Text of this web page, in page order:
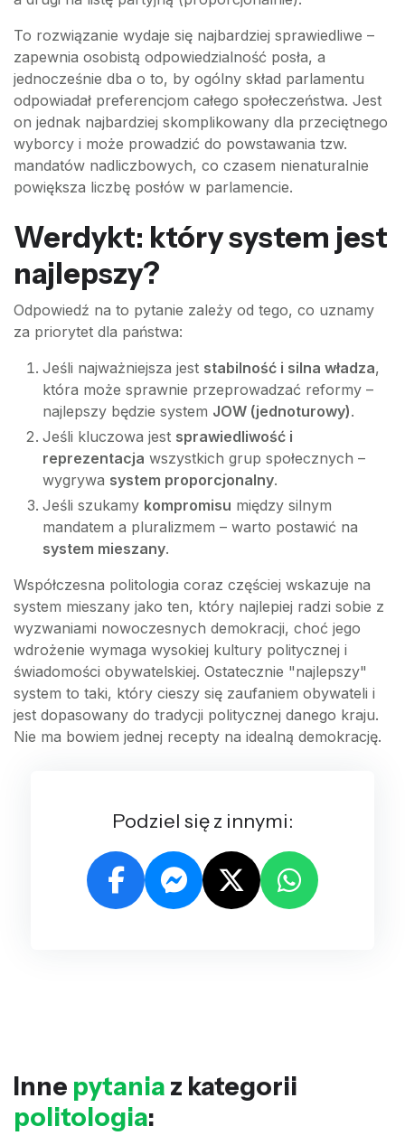
To rozwiązanie wydaje się najbardziej sprawiedliwe –
zapewnia osobistą odpowiedzialność posła, a
jednocześnie dba o to, by ogólny skład parlamentu
odpowiadał preferencjom całego społeczeństwa. Jest
on jednak najbardziej skomplikowany dla przeciętnego
wyborcy i może prowadzić do powstawania tzw.
mandatów nadliczbowych, co czasem nienaturalnie
powiększa liczbę posłów w parlamencie.
Werdykt: który system jest
najlepszy?
Odpowiedź na to pytanie zależy od tego, co uznamy
za priorytet dla państwa:
Jeśli najważniejsza jest stabilność i silna władza,
która może sprawnie przeprowadzać reformy –
najlepszy będzie system JOW (jednoturowy).
Jeśli kluczowa jest sprawiedliwość i
reprezentacja wszystkich grup społecznych –
wygrywa system proporcjonalny.
Jeśli szukamy kompromisu między silnym
mandatem a pluralizmem – warto postawić na
system mieszany.
Współczesna politologia coraz częściej wskazuje na
system mieszany jako ten, który najlepiej radzi sobie z
wyzwaniami nowoczesnych demokracji, choć jego
wdrożenie wymaga wysokiej kultury politycznej i
świadomości obywatelskiej. Ostatecznie "najlepszy"
system to taki, który cieszy się zaufaniem obywateli i
jest dopasowany do tradycji politycznej danego kraju.
Nie ma bowiem jednej recepty na idealną demokrację.
Podziel się z innymi:
Inne pytania z kategorii
politologia: